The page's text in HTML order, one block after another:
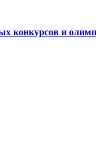
конкурсов и